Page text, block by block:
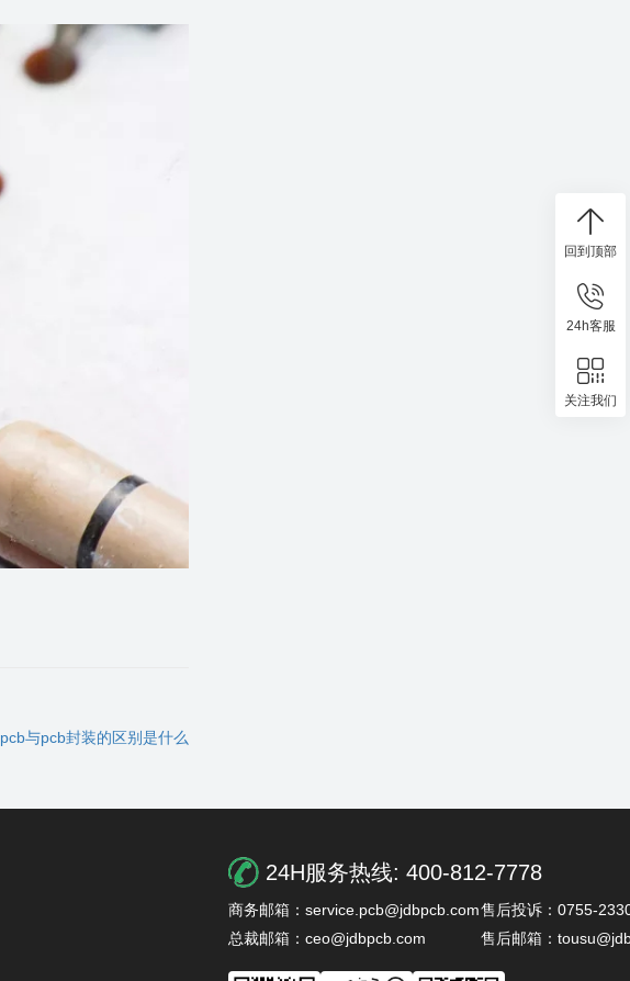
pcb与pcb封装的区别是什么
24H服务热线: 400-812-7778
商务邮箱：service.pcb@jdbpcb.com售后投诉：0755-
总裁邮箱：ceo@jdbpcb.com
售后邮箱：
回到顶部
24h客服
关注我们